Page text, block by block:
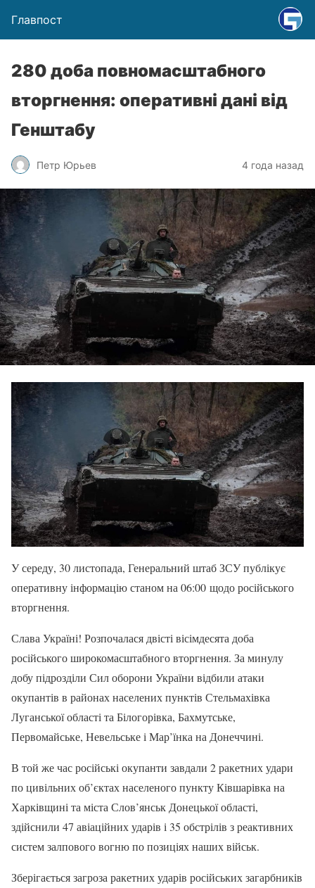
Главпост
280 доба повномасштабного
вторгнення: оперативні дані від
Генштабу
Петр Юрьев 4 года назад
У середу, 30 листопада, Генеральний штаб ЗСУ публікує
оперативну інформацію станом на 06:00 щодо російського
вторгнення.
Слава Україні! Розпочалася двісті вісімдесята доба
російського широкомасштабного вторгнення. За минулу
добу підрозділи Сил оборони України відбили атаки
окупантів в районах населених пунктів Стельмахівка
Луганської області та Білогорівка, Бахмутське,
Первомайське, Невельське і Мар’їнка на Донеччині.
В той же час російські окупанти завдали 2 ракетних удари
по цивільних об’єктах населеного пункту Ківшарівка на
Харківщині та міста Слов’янськ Донецької області,
здійснили 47 авіаційних ударів і 35 обстрілів з реактивних
систем залпового вогню по позиціях наших військ.
Зберігається загроза ракетних ударів російських загарбників